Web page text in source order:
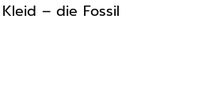
– die Fossil